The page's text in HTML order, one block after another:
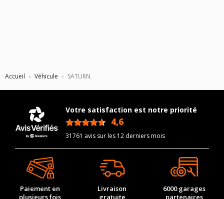
Accueil Véhicule SATURN
Votre satisfaction est notre priorité
4,6
31761 avis sur les 12 derniers mois
Paiement en
plusieurs fois
Livraison
gratuite
6000 garages
partenaires